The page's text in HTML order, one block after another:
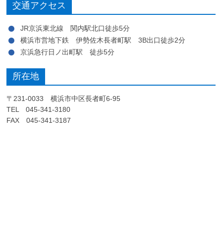
交通アクセス
JR京浜東北線 関内駅北口徒歩5分
横浜市営地下鉄 伊勢佐木長者町駅 3B出口徒歩2分
京浜急行日ノ出町駅 徒歩5分
所在地
〒231-0033 横浜市中区長者町6-95
TEL 045-341-3180
FAX 045-341-3187